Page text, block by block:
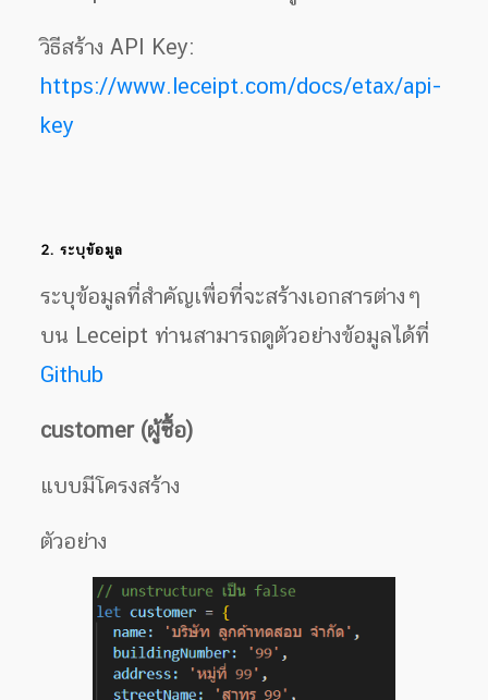
วิธีสร้าง API Key:
https://www.leceipt.com/docs/etax/api-
key
2. ระบุข้อมูล
ระบุข้อมูลที่สำคัญเพื่อที่จะสร้างเอกสารต่างๆ
บน Leceipt ท่านสามารถดูตัวอย่างข้อมูลได้ที่
Github
customer (ผู้ซื้อ)
แบบมีโครงสร้าง
ตัวอย่าง